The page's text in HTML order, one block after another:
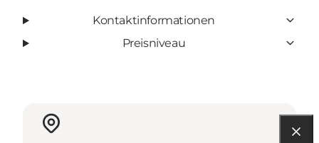
Kontaktinformationen
Preisniveau